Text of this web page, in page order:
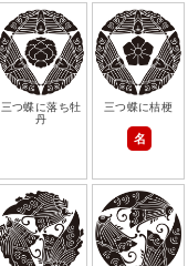
三つ蝶に落ち牡
丹
三つ蝶に桔梗
名